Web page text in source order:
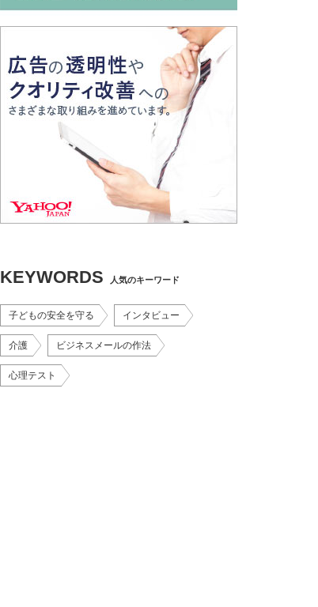
KEYWORDS 人気のキーワード
子どもの安全を守る インタビュー
介護 ビジネスメールの作法
心理テスト